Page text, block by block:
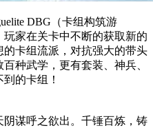
DBG（卡组构筑游
家在关卡中不断的获取新的
卡组流派，对抗强大的带头
种武学，更有套装、神兵、
的卡组！
谋呼之欲出。千锤百炼，铸